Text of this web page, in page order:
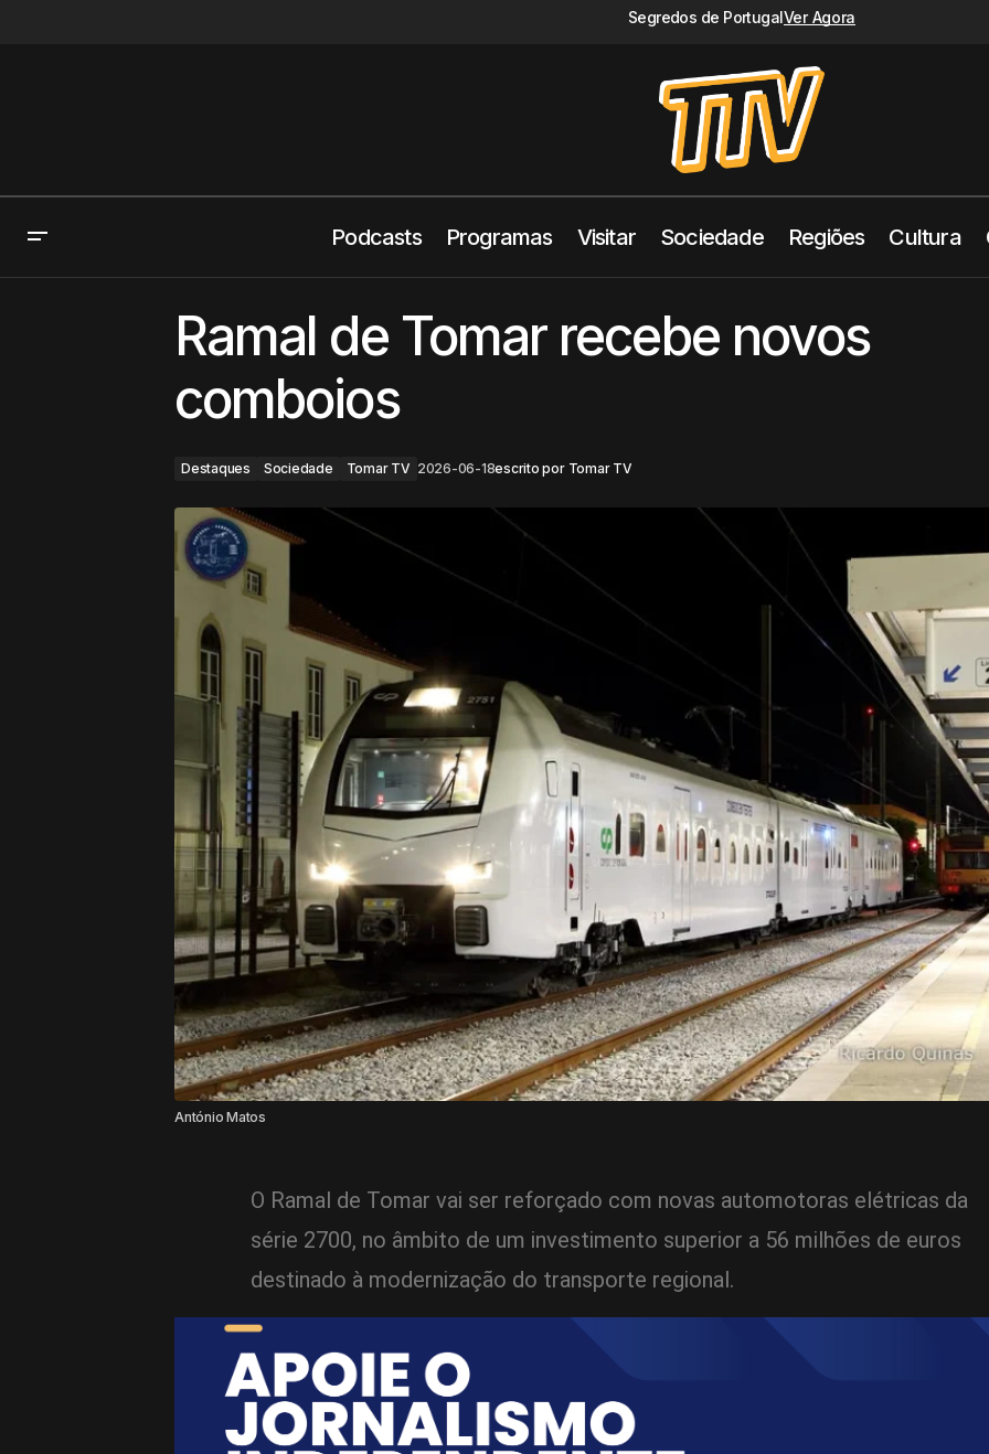
Segredos de PortugalVer Agora
Podcasts Programas Visitar Sociedade Regiões Cultura
Ramal de Tomar recebe novos
comboios
Destaques Sociedade Tomar TV 2026-06-18escrito por Tomar TV
António Matos
O Ramal de Tomar vai ser reforçado com novas automotoras elétricas da
série 2700, no âmbito de um investimento superior a 56 milhões de euros
destinado à modernização do transporte regional.